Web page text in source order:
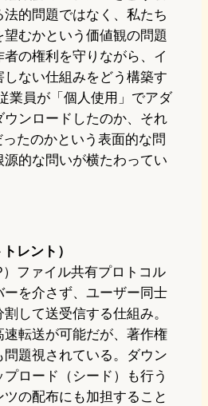
的問題ではなく、私たち
むかという価値観の問題
の権利を守りながら、イ
しない仕組みをどう構築す
業員が「個人使用」でアダ
ンロードしたのか、それ
たのかという表面的な問
的な問いが横たわってい
レント）
ファイル共有プロトコル
を介さず、ユーザー同士
して送受信する仕組み。
転送が可能だが、著作権
題視されている。ダウン
ロード（シード）も行う
の配布にも加担すること